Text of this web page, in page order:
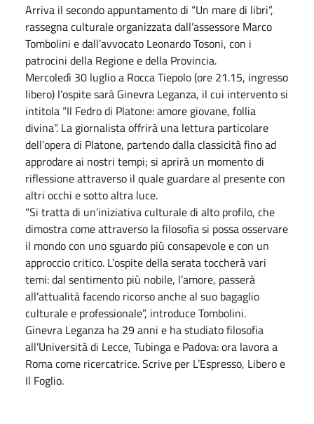
Arriva il secondo appuntamento di “Un mare di libri”,
rassegna culturale organizzata dall’assessore Marco
Tombolini e dall’avvocato Leonardo Tosoni, con i
patrocini della Regione e della Provincia.
Mercoledì 30 luglio a Rocca Tiepolo (ore 21.15, ingresso
libero) l’ospite sarà Ginevra Leganza, il cui intervento si
intitola “Il Fedro di Platone: amore giovane, follia
divina”. La giornalista offrirà una lettura particolare
dell’opera di Platone, partendo dalla classicità fino ad
approdare ai nostri tempi; si aprirà un momento di
riflessione attraverso il quale guardare al presente con
altri occhi e sotto altra luce.
“Si tratta di un’iniziativa culturale di alto profilo, che
dimostra come attraverso la filosofia si possa osservare
il mondo con uno sguardo più consapevole e con un
approccio critico. L’ospite della serata toccherà vari
temi: dal sentimento più nobile, l’amore, passerà
all’attualità facendo ricorso anche al suo bagaglio
culturale e professionale”, introduce Tombolini.
Ginevra Leganza ha 29 anni e ha studiato filosofia
all’Università di Lecce, Tubinga e Padova: ora lavora a
Roma come ricercatrice. Scrive per L’Espresso, Libero e
Il Foglio.